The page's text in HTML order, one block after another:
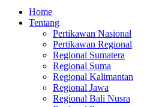
Home
Tentang
Pertikawan Nasional
Pertikawan Regional
Regional Sumatera
Regional Suma
Regional Kalimantan
Regional Jawa
Regional Bali Nusra